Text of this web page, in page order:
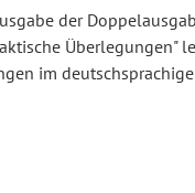
der
Überlegungen"
im